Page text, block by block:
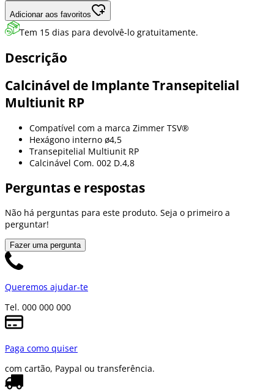
Adicionar aos favoritos
Tem 15 dias para devolvê-lo gratuitamente.
Descrição
Calcinável de Implante Transepitelial
Multiunit RP
Compatível com a marca Zimmer TSV®
Hexágono interno ø4,5
Transepitelial Multiunit RP
Calcinável Com. 002 D.4,8
Perguntas e respostas
Não há perguntas para este produto. Seja o primeiro a
perguntar!
Fazer uma pergunta
Queremos ajudar-te
Tel. 000 000 000
Paga como quiser
com cartão, Paypal ou transferência.